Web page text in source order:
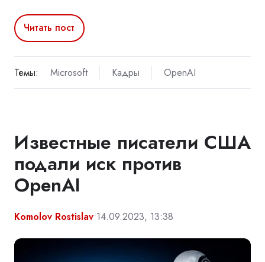
Читать пост
Темы: Microsoft Кадры OpenAI
Известные писатели США
подали иск против
OpenAI
Komolov Rostislav 14.09.2023, 13:38